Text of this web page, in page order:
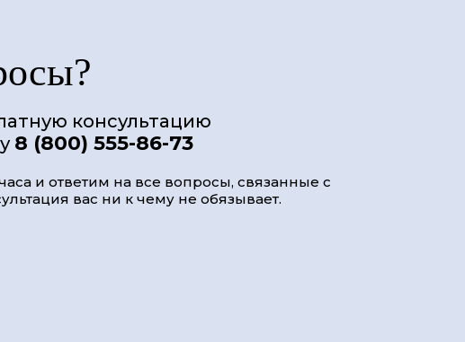
консультацию
8 (800) 555-86-73
и ответим на все вопросы, связанные с
вас ни к чему не обязывает.